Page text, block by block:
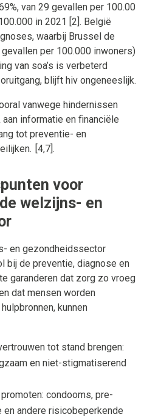
van 29 gevallen per 100.00
in 2021 [2]. België
waarbij Brussel de
per 100.000 inwoners)
van soa’s is verbeterd
blijft hiv ongeneeslijk.
vanwege hindernissen
informatie en financiële
tot preventie- en
[4,7].
voor
welzijns- en
en gezondheidssector
bij de preventie, diagnose en
garanderen dat zorg zo vroeg
dat mensen worden
kunnen
tot stand brengen:
en niet-stigmatiserend
condooms, pre-
andere risicobeperkende